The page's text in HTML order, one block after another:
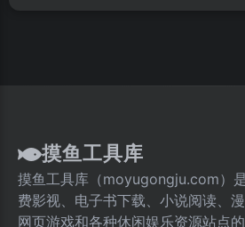
摸鱼工具库
摸鱼工具库（moyugongju.com）
费影视、电子书下载、小说阅读、
网页游戏和各种休闲娱乐资源站点